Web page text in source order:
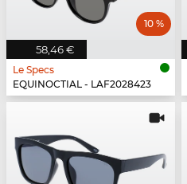
58,46 €
10 %
Le Specs
EQUINOCTIAL - LAF2028423